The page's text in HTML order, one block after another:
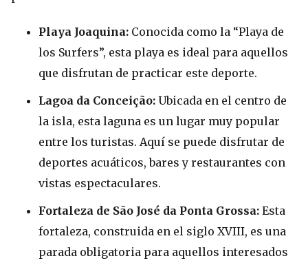
Playa Joaquina: Conocida como la “Playa de
los Surfers”, esta playa es ideal para aquellos
que disfrutan de practicar este deporte.
Lagoa da Conceição: Ubicada en el centro de
la isla, esta laguna es un lugar muy popular
entre los turistas. Aquí se puede disfrutar de
deportes acuáticos, bares y restaurantes con
vistas espectaculares.
Fortaleza de São José da Ponta Grossa: Esta
fortaleza, construida en el siglo XVIII, es una
parada obligatoria para aquellos interesados